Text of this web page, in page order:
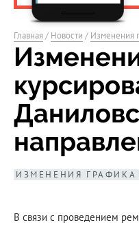
Главная/ Новости / Изменения
ИЗМЕНЕНИЯ
В связи с проведением